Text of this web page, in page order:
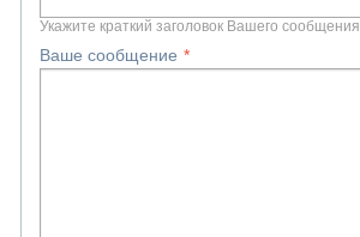
Укажите краткий заголовок Вашего сообщения
Ваше сообщение